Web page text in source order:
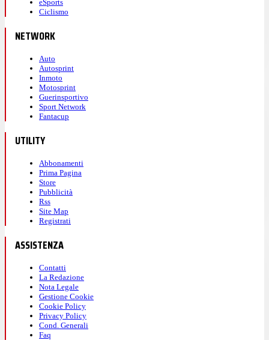
eSports
Ciclismo
NETWORK
Auto
Autosprint
Inmoto
Motosprint
Guerinsportivo
Sport Network
Fantacup
UTILITY
Abbonamenti
Prima Pagina
Store
Pubblicità
Rss
Site Map
Registrati
ASSISTENZA
Contatti
La Redazione
Nota Legale
Gestione Cookie
Cookie Policy
Privacy Policy
Cond. Generali
Faq